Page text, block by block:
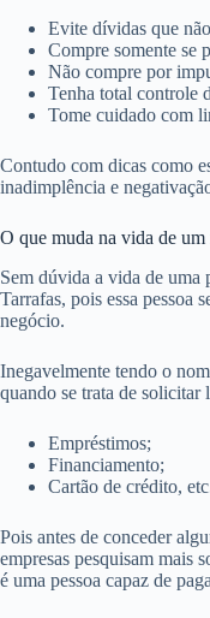
Evite dívidas que
Compre somente se
Não compre por
Tenha total controle
Tome cuidado com
Contudo com dicas como
inadimplência e
O que muda na vida de
Sem dúvida a vida de uma
Tarrafas, pois essa pessoa
negócio.
Inegavelmente tendo o
quando se trata de solicitar
Empréstimos;
Financiamento;
Cartão de crédito,
Pois antes de conceder
empresas pesquisam mais
é uma pessoa capaz de